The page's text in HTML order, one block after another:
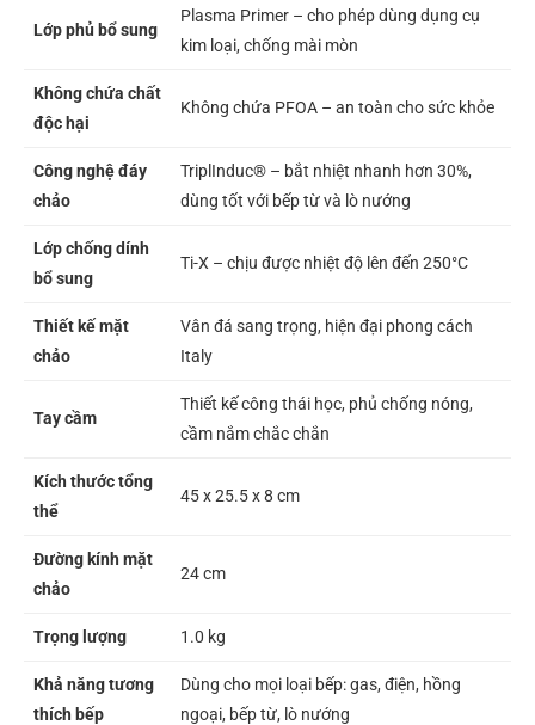
Lớp phủ bổ sung
Plasma Primer – cho phép dùng dụng cụ
kim loại, chống mài mòn
Không chứa chất
độc hại
Không chứa PFOA – an toàn cho sức khỏe
Công nghệ đáy
chảo
TriplInduc® – bắt nhiệt nhanh hơn 30%,
dùng tốt với bếp từ và lò nướng
Lớp chống dính
bổ sung
Ti-X – chịu được nhiệt độ lên đến 250°C
Thiết kế mặt
chảo
Vân đá sang trọng, hiện đại phong cách
Italy
Tay cầm
Thiết kế công thái học, phủ chống nóng,
cầm nắm chắc chắn
Kích thước tổng
thể
45 x 25.5 x 8 cm
Đường kính mặt
chảo
24 cm
Trọng lượng 1.0 kg
Khả năng tương
thích bếp
Dùng cho mọi loại bếp: gas, điện, hồng
ngoại, bếp từ, lò nướng